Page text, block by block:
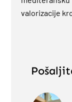
valorizacije